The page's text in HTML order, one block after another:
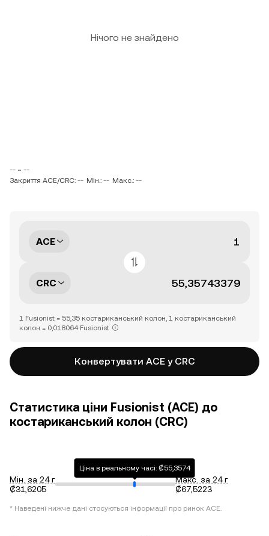
Нічого не знайдено
-- ~ --
Закриття ACE/CRC: -- Мін.: -- Макс.: --
ACE
CRC
1 Fusionist = 55,35 костариканський колон, 1 костариканський
колон = 0,018064 Fusionist
Конвертувати ACE у CRC
Статистика ціни Fusionist (ACE) до
костариканський колон (CRC)
Мін. за 24 г
₡31,6205
Ціна в реальному часі: ₡55,3574
Макс. за 24 г
₡67,5223
* Наведені нижче дані стосуються інформації про ринок ACE.